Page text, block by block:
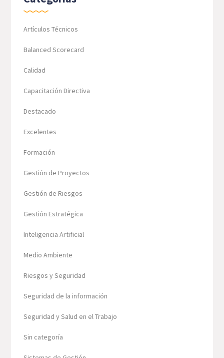
Artículos Técnicos
Balanced Scorecard
Calidad
Capacitación Directiva
Destacado
Excelentes
Formación
Gestión de Proyectos
Gestión de Riesgos
Gestión Estratégica
Inteligencia Artificial
Medio Ambiente
Riesgos y Seguridad
Seguridad de la información
Seguridad y Salud en el Trabajo
Sin categoría